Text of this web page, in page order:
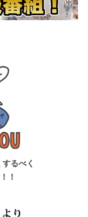
るべく
！